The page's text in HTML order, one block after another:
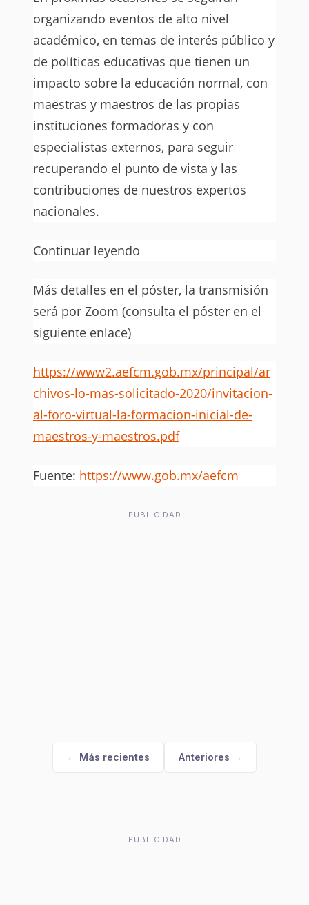
organizando eventos de alto nivel
académico, en temas de interés público y
de políticas educativas que tienen un
impacto sobre la educación normal, con
maestras y maestros de las propias
instituciones formadoras y con
especialistas externos, para seguir
recuperando el punto de vista y las
contribuciones de nuestros expertos
nacionales.
Continuar leyendo
Más detalles en el póster, la transmisión
será por Zoom (consulta el póster en el
siguiente enlace)
https://www2.aefcm.gob.mx/principal/ar
chivos-lo-mas-solicitado-2020/invitacion-
al-foro-virtual-la-formacion-inicial-de-
maestros-y-maestros.pdf
Fuente: https://www.gob.mx/aefcm
PUBLICIDAD
← Más recientes Anteriores →
PUBLICIDAD